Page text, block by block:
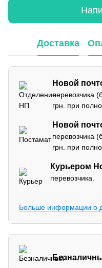
Доставка
Новой
перевозчика
грн. при
Новой
перевозчика
грн. при
Курьером
перевозчика.
Больше информации о